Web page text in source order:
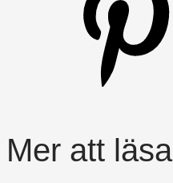
Mer att läsa